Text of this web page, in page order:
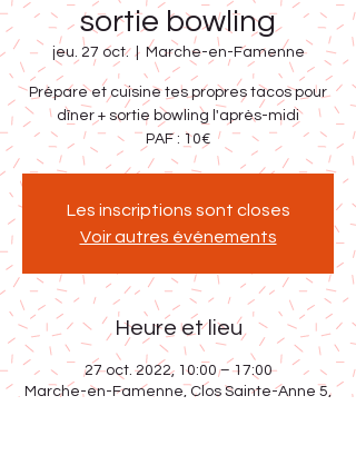
sortie bowling
jeu. 27 oct.
  |
Marche-en-Famenne
Prépare et cuisine tes propres tacos pour
dîner + sortie bowling l'après-midi
PAF : 10€
Les inscriptions sont closes
Voir autres événements
Heure et lieu
27 oct. 2022, 10:00 – 17:00
Marche-en-Famenne, Clos Sainte-Anne 5,